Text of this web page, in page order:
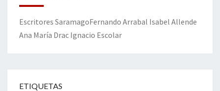
Escritores SaramagoFernando Arrabal Isabel Allende
Ana María Drac Ignacio Escolar
ETIQUETAS